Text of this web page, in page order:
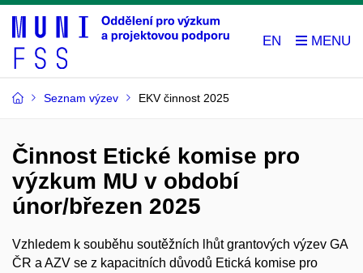
EN
Seznam výzev EKV činnost 2025
Činnost Etické komise pro
výzkum MU v období
únor/březen 2025
Vzhledem k souběhu soutěžních lhůt grantových výzev GA
ČR a AZV se z kapacitních důvodů Etická komise pro